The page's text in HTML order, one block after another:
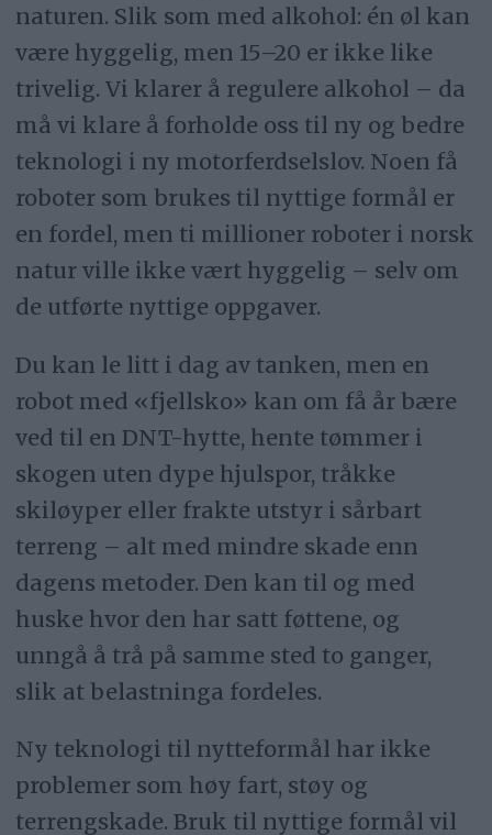
naturen. Slik som med alkohol: én øl kan
være hyggelig, men 15–20 er ikke like
trivelig. Vi klarer å regulere alkohol – da
må vi klare å forholde oss til ny og bedre
teknologi i ny motorferdselslov. Noen få
roboter som brukes til nyttige formål er
en fordel, men ti millioner roboter i norsk
natur ville ikke vært hyggelig – selv om
de utførte nyttige oppgaver.
Du kan le litt i dag av tanken, men en
robot med «fjellsko» kan om få år bære
ved til en DNT-hytte, hente tømmer i
skogen uten dype hjulspor, tråkke
skiløyper eller frakte utstyr i sårbart
terreng – alt med mindre skade enn
dagens metoder. Den kan til og med
huske hvor den har satt føttene, og
unngå å trå på samme sted to ganger,
slik at belastninga fordeles.
Ny teknologi til nytteformål har ikke
problemer som høy fart, støy og
terrengskade. Bruk til nyttige formål vil